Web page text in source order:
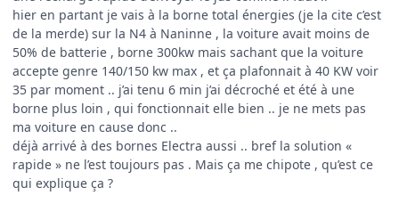
hier en partant je vais à la borne total énergies (je la cite c’est
de la merde) sur la N4 à Naninne , la voiture avait moins de
50% de batterie , borne 300kw mais sachant que la voiture
accepte genre 140/150 kw max , et ça plafonnait à 40 KW voir
35 par moment .. j’ai tenu 6 min j’ai décroché et été à une
borne plus loin , qui fonctionnait elle bien .. je ne mets pas
ma voiture en cause donc ..
déjà arrivé à des bornes Electra aussi .. bref la solution «
rapide » ne l’est toujours pas . Mais ça me chipote , qu’est ce
qui explique ça ?